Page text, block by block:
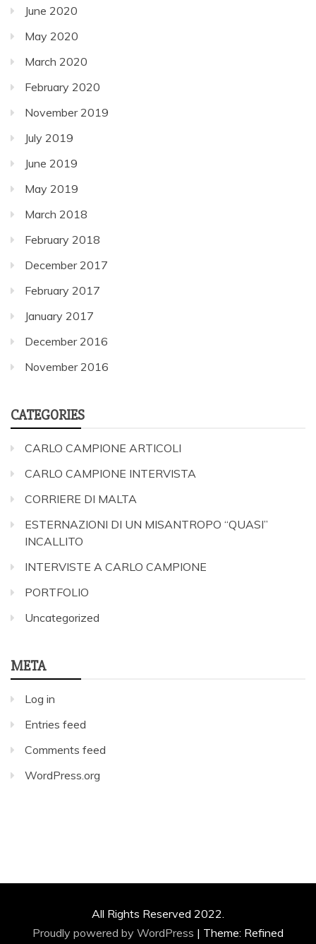
June 2020
May 2020
March 2020
February 2020
November 2019
July 2019
June 2019
May 2019
March 2018
February 2018
December 2017
February 2017
January 2017
December 2016
November 2016
CATEGORIES
CARLO CAMPIONE ARTICOLI
CARLO CAMPIONE INTERVISTA
CORRIERE DI MALTA
ESTERNAZIONI DI UN MISANTROPO “QUASI”
INCALLITO
INTERVISTE A CARLO CAMPIONE
PORTFOLIO
Uncategorized
META
Log in
Entries feed
Comments feed
WordPress.org
All Rights Reserved 2022.
Proudly powered by WordPress | Theme: Refined